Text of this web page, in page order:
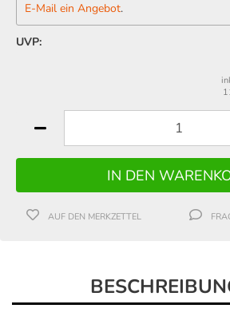
E-Mail ein Angebot.
UVP:
AUF DEN MERKZETTEL